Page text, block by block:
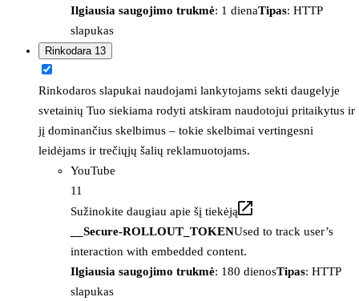
Ilgiausia saugojimo trukmė: 1 dienaTipas: HTTP
slapukas
Rinkodara 13
Rinkodaros slapukai naudojami lankytojams sekti daugelyje
svetainių Tuo siekiama rodyti atskiram naudotojui pritaikytus ir
jį dominančius skelbimus – tokie skelbimai vertingesni
leidėjams ir trečiųjų šalių reklamuotojams.
YouTube
11
Sužinokite daugiau apie šį tiekėją
__Secure-ROLLOUT_TOKENUsed to track user’s
interaction with embedded content.
Ilgiausia saugojimo trukmė: 180 dienosTipas: HTTP
slapukas